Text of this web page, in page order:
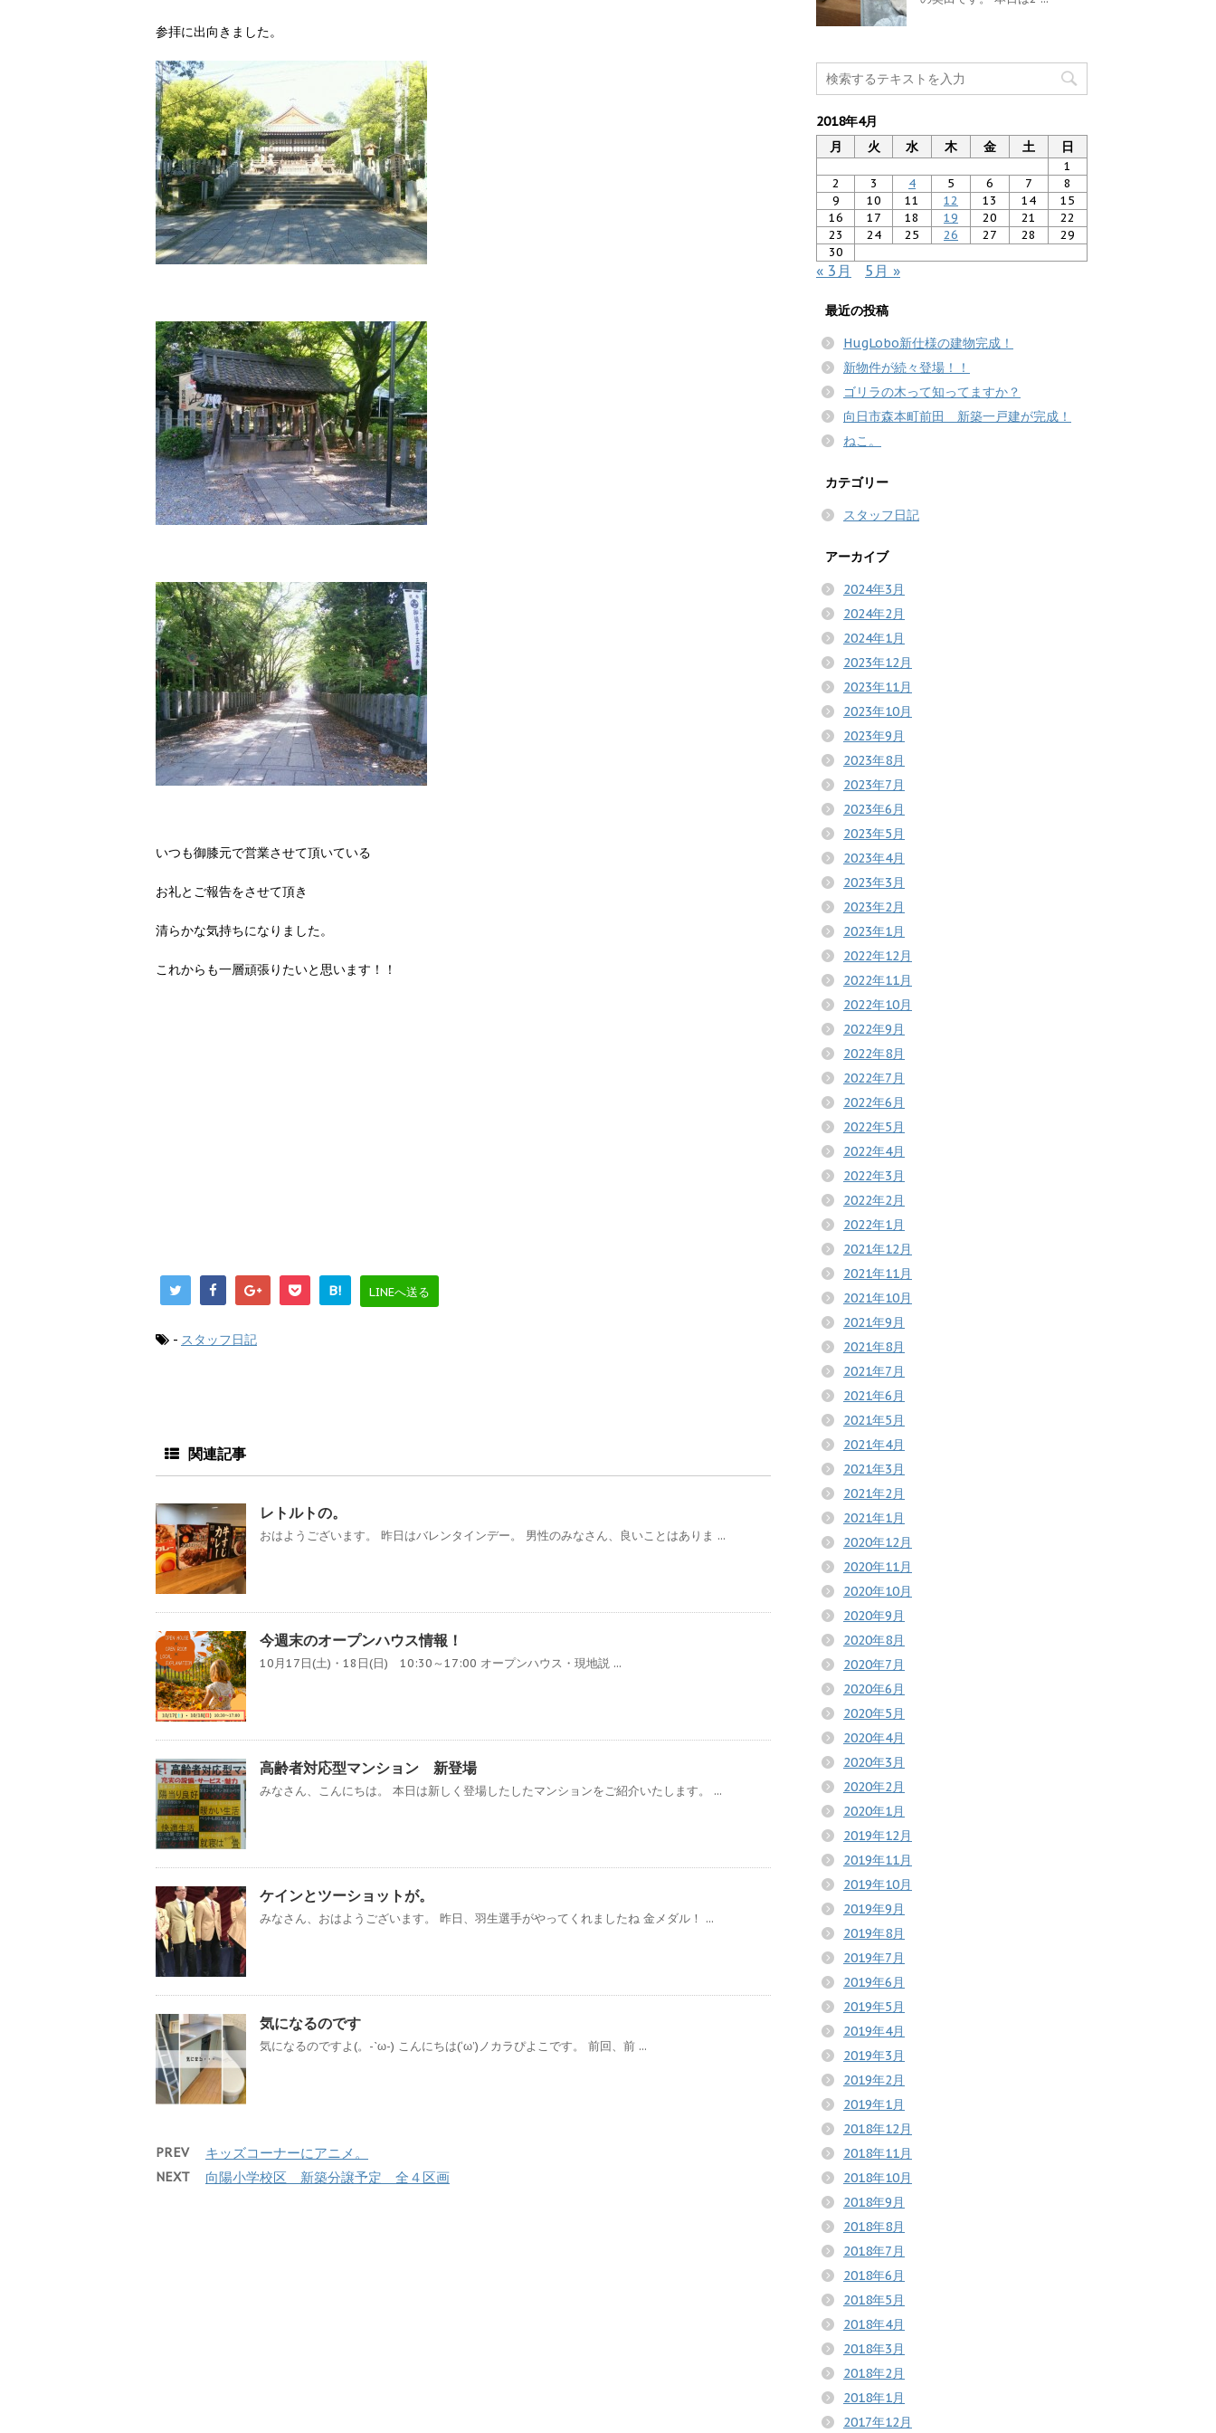
参拝に出向きました。
いつも御膝元で営業させて頂いている
お礼とご報告をさせて頂き
清らかな気持ちになりました。
これからも一層頑張りたいと思います！！
B! LINEへ送る
- スタッフ日記
関連記事
レトルトの。
おはようございます。 昨日はバレンタインデー。 男性のみなさん、良いことはありま ...
今週末のオープンハウス情報！
10月17日(土)・18日(日) 10:30～17:00 オープンハウス・現地説 ...
高齢者対応型マンション 新登場
みなさん、こんにちは。 本日は新しく登場したしたマンションをご紹介いたします。 ...
ケインとツーショットが。
みなさん、おはようございます。 昨日、羽生選手がやってくれましたね 金メダル！ ...
気になるのです
気になるのですよ(。-`ω-) こんにちは(‘ω’)ノカラぴよこです。 前回、前 ...
PREV キッズコーナーにアニメ。
NEXT 向陽小学校区 新築分譲予定 全４区画
2018年4月
月
火 水 木 金 土 日
1
2
3 4 5 6 7
8
9
10 11 12 13 14
15
16
17 18 19 20 21
22
23
24 25 26 27 28
29
30
« 3月 5月 »
最近の投稿
HugLobo新仕様の建物完成！
新物件が続々登場！！
ゴリラの木って知ってますか？
向日市森本町前田 新築一戸建が完成！
ねこ。
カテゴリー
スタッフ日記
アーカイブ
2024年3月
2024年2月
2024年1月
2023年12月
2023年11月
2023年10月
2023年9月
2023年8月
2023年7月
2023年6月
2023年5月
2023年4月
2023年3月
2023年2月
2023年1月
2022年12月
2022年11月
2022年10月
2022年9月
2022年8月
2022年7月
2022年6月
2022年5月
2022年4月
2022年3月
2022年2月
2022年1月
2021年12月
2021年11月
2021年10月
2021年9月
2021年8月
2021年7月
2021年6月
2021年5月
2021年4月
2021年3月
2021年2月
2021年1月
2020年12月
2020年11月
2020年10月
2020年9月
2020年8月
2020年7月
2020年6月
2020年5月
2020年4月
2020年3月
2020年2月
2020年1月
2019年12月
2019年11月
2019年10月
2019年9月
2019年8月
2019年7月
2019年6月
2019年5月
2019年4月
2019年3月
2019年2月
2019年1月
2018年12月
2018年11月
2018年10月
2018年9月
2018年8月
2018年7月
2018年6月
2018年5月
2018年4月
2018年3月
2018年2月
2018年1月
2017年12月